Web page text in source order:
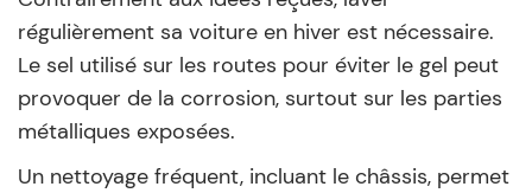
régulièrement sa voiture en hiver est nécessaire.
Le sel utilisé sur les routes pour éviter le gel peut
provoquer de la corrosion, surtout sur les parties
métalliques exposées.
Un nettoyage fréquent, incluant le châssis, permet